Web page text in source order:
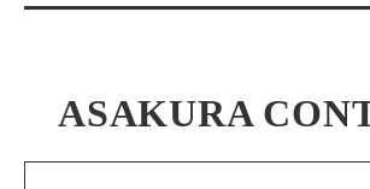
ASAKURA